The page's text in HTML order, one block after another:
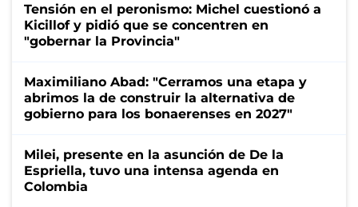
Tensión en el peronismo: Michel cuestionó a
Kicillof y pidió que se concentren en
"gobernar la Provincia"
Maximiliano Abad: "Cerramos una etapa y
abrimos la de construir la alternativa de
gobierno para los bonaerenses en 2027"
Milei, presente en la asunción de De la
Espriella, tuvo una intensa agenda en
Colombia